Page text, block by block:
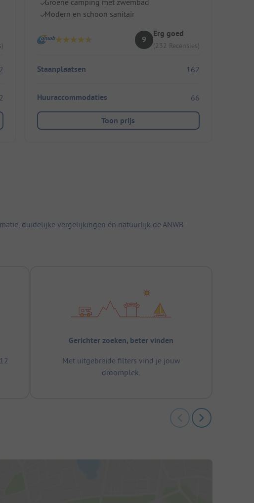
Groene camping met zwembad
Modern en schoon sanitair
9
Erg goed
(232 Recensies)
Staanplaatsen 162
Huuraccommodaties 66
Toon prijs
duidelijke vergelijkingen én natuurlijk de ANWB-
Gerichter zoeken, beter vinden
Met uitgebreide filters vind je jouw
droomplek.